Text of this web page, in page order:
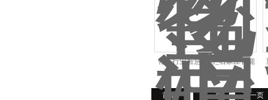
化工行业智慧消防_石家庄智能
消防运营管理
首页 上一页 下一页